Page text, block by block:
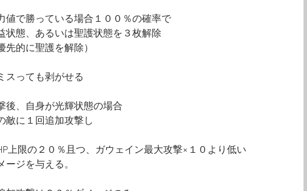
で勝っている場合１００％の確率で
態、あるいは聖護状態を３枚解除
的に聖護を解除）
っても剥がせる
、自身が光輝状態の場合
に１回追加攻撃し
限の２０％且つ、ガウェイン最大攻撃×１０より低い
ジを与える。